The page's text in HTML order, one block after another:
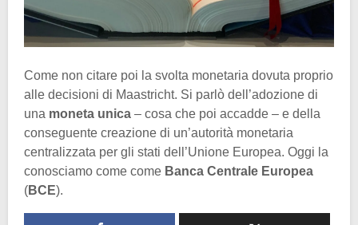
Come non citare poi la svolta monetaria dovuta proprio
alle decisioni di Maastricht. Si parlò dell’adozione di
una moneta unica – cosa che poi accadde – e della
conseguente creazione di un’autorità monetaria
centralizzata per gli stati dell’Unione Europea. Oggi la
conosciamo come come Banca Centrale Europea
(BCE).